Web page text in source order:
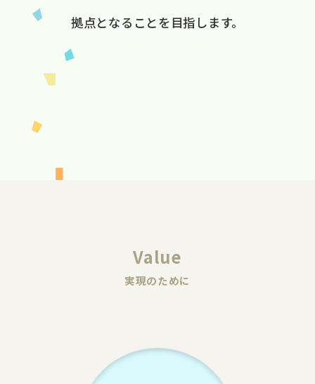
拠点と​なる​ことを​目指します。​
Value
実現のために